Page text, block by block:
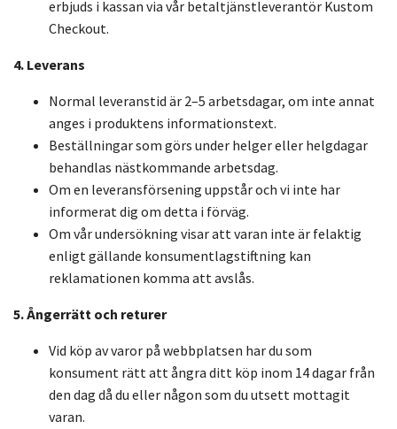
erbjuds i kassan via vår betaltjänstleverantör Kustom
Checkout.
4. Leverans
Normal leveranstid är 2–5 arbetsdagar, om inte annat
anges i produktens informationstext.
Beställningar som görs under helger eller helgdagar
behandlas nästkommande arbetsdag.
Om en leveransförsening uppstår och vi inte har
informerat dig om detta i förväg.
Om vår undersökning visar att varan inte är felaktig
enligt gällande konsumentlagstiftning kan
reklamationen komma att avslås.
5. Ångerrätt och returer
Vid köp av varor på webbplatsen har du som
konsument rätt att ångra ditt köp inom 14 dagar från
den dag då du eller någon som du utsett mottagit
varan.